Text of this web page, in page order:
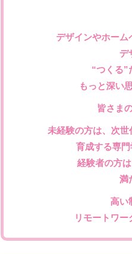
デザインやホーム
デ
“つくる”
もっと深い
皆さま
未経験の方は、次
育成する専
経験者の方は
満
高い
リモートワー